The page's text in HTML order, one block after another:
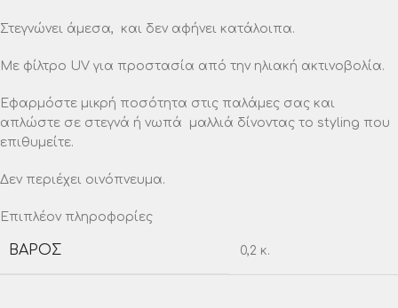
Στεγνώνει άμεσα, και δεν αφήνει κατάλοιπα.
Με φίλτρο UV για προστασία από την ηλιακή ακτινοβολία.
Εφαρμόστε μικρή ποσότητα στις παλάμες σας και
απλώστε σε στεγνά ή νωπά μαλλιά δίνοντας το styling που
επιθυμείτε.
Δεν περιέχει οινόπνευμα.
Επιπλέον πληροφορίες
ΒΆΡΟΣ 0,2 κ.